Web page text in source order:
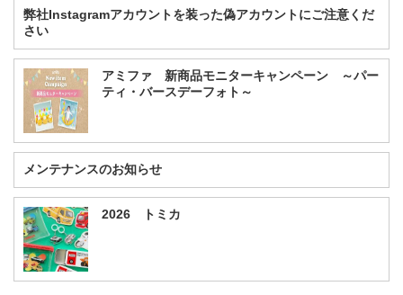
弊社Instagramアカウントを装った偽アカウントにご注意くだ
さい
アミファ 新商品モニターキャンペーン ～パー
ティ・バースデーフォト～
メンテナンスのお知らせ
2026 トミカ